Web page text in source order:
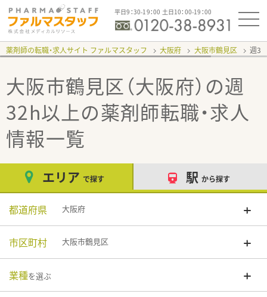
平日9：30-19：00 土日10：00-19：00
薬剤師の転職・求人サイト ファルマスタッフ 大阪府 大阪市鶴見区 週
大阪市鶴見区（大阪府）の週
32h以上の薬剤師転職・求人
情報一覧
エリア で探す 駅 から探す
都道府県 大阪府
市区町村 大阪市鶴見区
業種を選ぶ